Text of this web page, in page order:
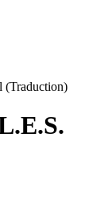
(Traduction)